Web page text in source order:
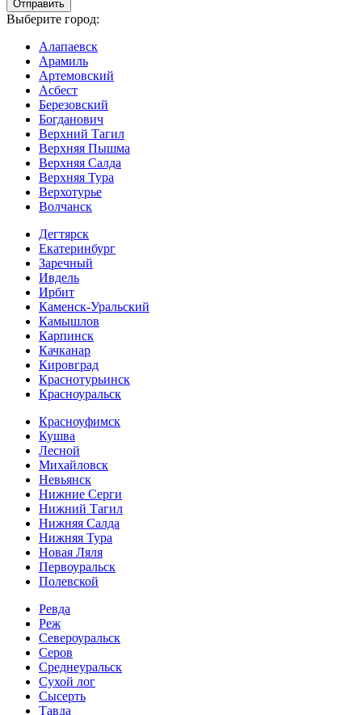
Выберите город:
Алапаевск
Арамиль
Артемовский
Асбест
Березовский
Богданович
Верхний Тагил
Верхняя Пышма
Верхняя Салда
Верхняя Тура
Верхотурье
Волчанск
Дегтярск
Екатеринбург
Заречный
Ивдель
Ирбит
Каменск-Уральский
Камышлов
Карпинск
Качканар
Кировград
Краснотурьинск
Красноуральск
Красноуфимск
Кушва
Лесной
Михайловск
Невьянск
Нижние Серги
Нижний Тагил
Нижняя Салда
Нижняя Тура
Новая Ляля
Первоуральск
Полевской
Ревда
Реж
Североуральск
Серов
Среднеуральск
Сухой лог
Сысерть
Тавда